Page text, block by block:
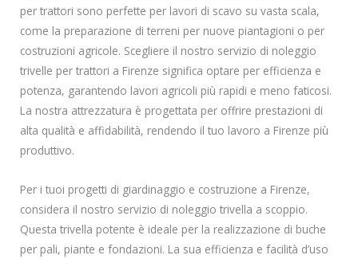
per trattori sono perfette per lavori di scavo su vasta scala,
come la preparazione di terreni per nuove piantagioni o per
costruzioni agricole. Scegliere il nostro servizio di noleggio
trivelle per trattori a Firenze significa optare per efficienza e
potenza, garantendo lavori agricoli più rapidi e meno faticosi.
La nostra attrezzatura è progettata per offrire prestazioni di
alta qualità e affidabilità, rendendo il tuo lavoro a Firenze più
produttivo.
Per i tuoi progetti di giardinaggio e costruzione a Firenze,
considera il nostro servizio di noleggio trivella a scoppio.
Questa trivella potente è ideale per la realizzazione di buche
per pali, piante e fondazioni. La sua efficienza e facilità d’uso